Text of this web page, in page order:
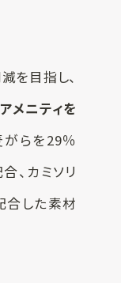
を目指し、
メニティを
がらを29％
、カミソリ
合した素材